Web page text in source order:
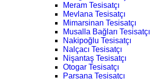
Meram Tesisatçı
Mevlana Tesisatçı
Mimarsinan Tesisatçı
Musalla Bağları Tesisatçı
Nakipoğlu Tesisatçı
Nalçacı Tesisatçı
Nişantaş Tesisatçı
Otogar Tesisatçı
Parsana Tesisatçı